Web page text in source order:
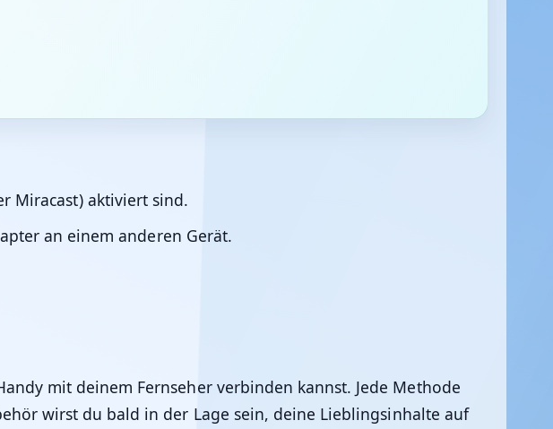
Miracast) aktiviert sind.
an einem anderen Gerät.
mit deinem Fernseher verbinden kannst. Jede Methode
wirst du bald in der Lage sein, deine Lieblingsinhalte auf